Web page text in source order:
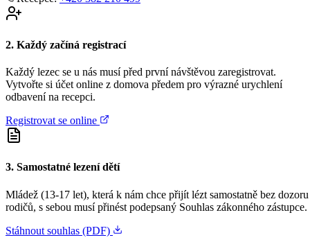
2. Každý začíná registrací
Každý lezec se u nás musí před první návštěvou zaregistrovat.
Vytvořte si účet online z domova předem pro výrazné urychlení
odbavení na recepci.
Registrovat se online
3. Samostatné lezení dětí
Mládež (13-17 let), která k nám chce přijít lézt samostatně bez dozoru
rodičů, s sebou musí přinést podepsaný Souhlas zákonného zástupce.
Stáhnout souhlas (PDF)